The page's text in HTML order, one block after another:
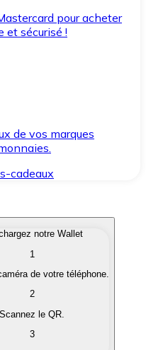
pour acheter
et sécurisé !
de vos marques
cadeaux
qui vous intéressent
en monnaie
notre Wallet
1
de votre téléphone.
2
Scannez le QR.
3